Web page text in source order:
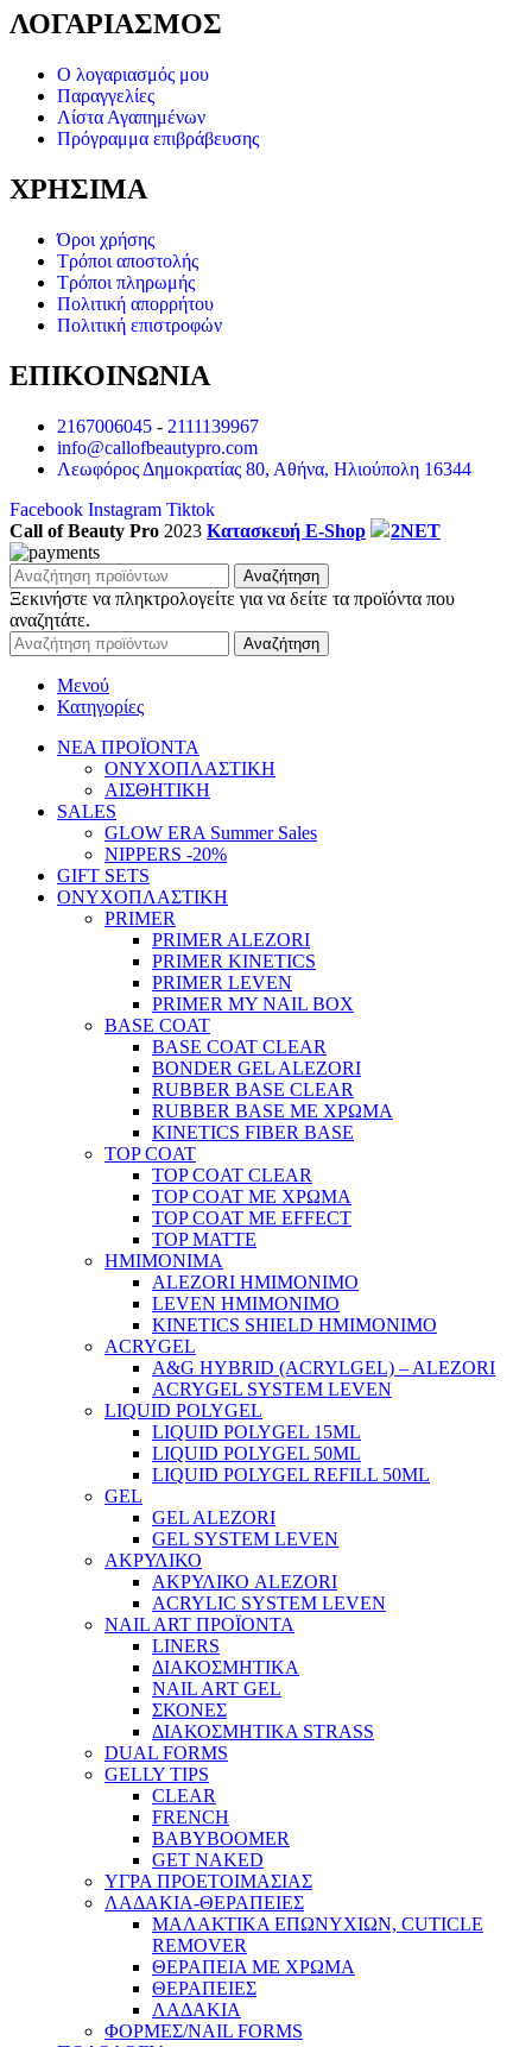
ΛΟΓΑΡΙΑΣΜΟΣ
Ο λογαριασμός μου
Παραγγελίες
Λίστα Αγαπημένων
Πρόγραμμα επιβράβευσης
ΧΡΗΣΙΜΑ
Όροι χρήσης
Τρόποι αποστολής
Τρόποι πληρωμής
Πολιτική απορρήτου
Πολιτική επιστροφών
ΕΠΙΚΟΙΝΩΝΙΑ
2167006045 - 2111139967
info@callofbeautypro.com
Λεωφόρος Δημοκρατίας 80, Αθήνα, Ηλιούπολη 16344
Facebook Instagram Tiktok
Call of Beauty Pro 2023 Κατασκευή E-Shop 2NET
Αναζήτηση
Ξεκινήστε να πληκτρολογείτε για να δείτε τα προϊόντα που
αναζητάτε.
Αναζήτηση
Μενού
Κατηγορίες
ΝΕΑ ΠΡΟΪΟΝΤΑ
ΟΝΥΧΟΠΛΑΣΤΙΚΗ
ΑΙΣΘΗΤΙΚΗ
SALES
GLOW ERA Summer Sales
NIPPERS -20%
GIFT SETS
ΟΝΥΧΟΠΛΑΣΤΙΚΗ
PRIMER
PRIMER ALEZORI
PRIMER KINETICS
PRIMER LEVEN
PRIMER MY NAIL BOX
BASE COAT
BASE COAT CLEAR
BONDER GEL ALEZORI
RUBBER BASE CLEAR
RUBBER BASE ΜΕ ΧΡΩΜΑ
KINETICS FIBER BASE
TOP COAT
TOP COAT CLEAR
TOP COAT ΜΕ ΧΡΩΜΑ
TOP COAT ΜΕ EFFECT
TOP MATTE
ΗΜΙΜΟΝΙΜΑ
ALEZORI ΗΜΙΜΟΝΙΜΟ
LEVEN ΗΜΙΜΟΝΙΜΟ
KINETICS SHIELD ΗΜΙΜΟΝΙΜΟ
ACRYGEL
A&G HYBRID (ACRYLGEL) – ALEZORI
ACRYGEL SYSTEM LEVEN
LIQUID POLYGEL
LIQUID POLYGEL 15ML
LIQUID POLYGEL 50ML
LIQUID POLYGEL REFILL 50ML
GEL
GEL ALEZORI
GEL SYSTEM LEVEN
ΑΚΡΥΛΙΚΟ
ΑΚΡΥΛΙΚΟ ALEZORI
ACRYLIC SYSTEM LEVEN
NAIL ART ΠΡΟΪΟΝΤΑ
LINERS
ΔΙΑΚΟΣΜΗΤΙΚΑ
NAIL ART GEL
ΣΚΟΝΕΣ
ΔΙΑΚΟΣΜΗΤΙΚΑ STRASS
DUAL FORMS
GELLY TIPS
CLEAR
FRENCH
BABYBOOMER
GET NAKED
ΥΓΡΑ ΠΡΟΕΤΟΙΜΑΣΙΑΣ
ΛΑΔΑΚΙΑ-ΘΕΡΑΠΕΙΕΣ
ΜΑΛΑΚΤΙΚΑ ΕΠΩΝΥΧΙΩΝ, CUTICLE
REMOVER
ΘΕΡΑΠΕΙΑ ΜΕ ΧΡΩΜΑ
ΘΕΡΑΠΕΙΕΣ
ΛΑΔΑΚΙΑ
ΦΟΡΜΕΣ/NAIL FORMS